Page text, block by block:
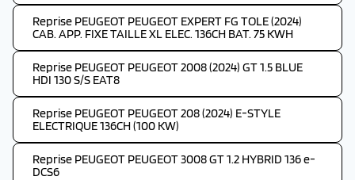
Reprise PEUGEOT PEUGEOT EXPERT FG TOLE (2024)
CAB. APP. FIXE TAILLE XL ELEC. 136CH BAT. 75 KWH
Reprise PEUGEOT PEUGEOT 2008 (2024) GT 1.5 BLUE
HDI 130 S/S EAT8
Reprise PEUGEOT PEUGEOT 208 (2024) E-STYLE
ELECTRIQUE 136CH (100 KW)
Reprise PEUGEOT PEUGEOT 3008 GT 1.2 HYBRID 136 e-
DCS6